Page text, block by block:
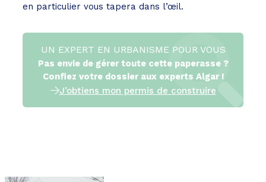
en particulier vous tapera dans l’œil.
UN EXPERT EN URBANISME POUR VOUS
Pas envie de gérer toute cette paperasse ?
Confiez votre dossier aux experts Algar !
J’obtiens mon permis de construire